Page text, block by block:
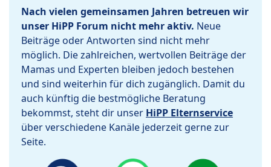
Nach vielen gemeinsamen Jahren betreuen wir
unser HiPP Forum nicht mehr aktiv. Neue
Beiträge oder Antworten sind nicht mehr
möglich. Die zahlreichen, wertvollen Beiträge der
Mamas und Experten bleiben jedoch bestehen
und sind weiterhin für dich zugänglich. Damit du
auch künftig die bestmögliche Beratung
bekommst, steht dir unser HiPP Elternservice
über verschiedene Kanäle jederzeit gerne zur
Seite.